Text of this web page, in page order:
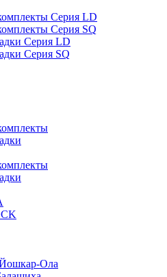
Серия LD
Серия SQ
Серия LD
Серия SQ
Ола